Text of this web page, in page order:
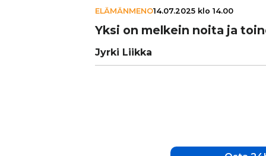
ELÄMÄNMENO14.07.2025 klo 14.00
Yksi on melkein noita ja
Jyrki Liikka